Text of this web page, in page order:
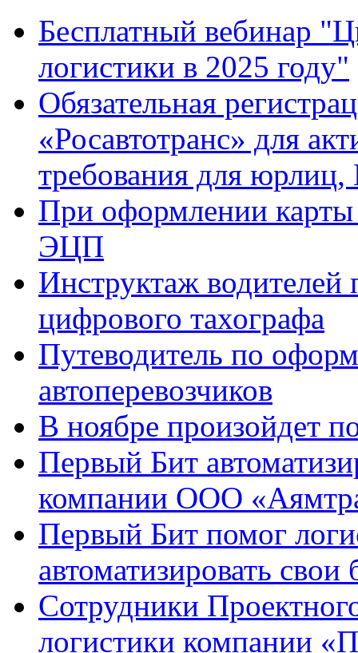
Бесплатный вебинар
логистики в 2025 году"
Обязательная
«Росавтотранс» для
требования для
При оформлении карты
ЭЦП
Инструктаж водителей
цифрового тахографа
Путеводитель по
автоперевозчиков
В ноябре произойдет
Первый Бит
компании ООО
Первый Бит помог
автоматизировать
Сотрудники
логистики компании